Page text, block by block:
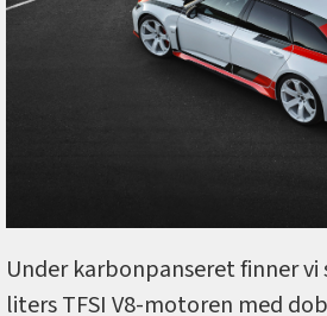
Under karbonpanseret finner vi
liters TFSI V8-motoren med